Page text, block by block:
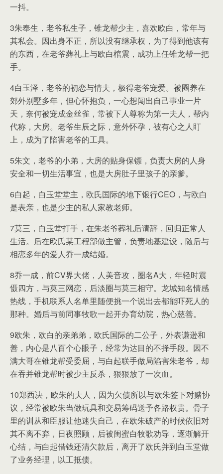
一抖。
3朱奉生，老爷私生子，锥龙帮少主，喜欢欧白，常年与
其私会。因出身不正，所以没有继承权，为了得到他该有
的东西，在老爷葬礼上与欧白棺震，成功上任锥龙帮一把
手。
4白玉泽，老爷的初恋与情夫，极得老爷宠爱。被圈养在
郊外别墅多年，但心怀抱负，一心想闯出自己事业一片
天，奈何被宠成金丝雀，常被下人尊称为第一夫人，帮内
代称，大房。老爷生辰之际，意外怀孕，被有心之人盯
上，成为了陷害老爷的工具。
5朱文，老爷的小弟，大房的贴身保镖，负责大房的人身
安全和一切生活事宜，也是大房肚子里孩子的亲爹。
6白起，白玉堂堂主，欧氏国际的地下银行CEO，与欧白
是表亲，也是少主的私人家教老师。
7莫三，白玉堂打手，在朱老爷葬礼后请辞，回归正常人
生活。后在欧氏某工程部做主管，负责地基建设，随后与
相恋多年的爱人乔一成结婚。
8乔一成，前CV界大佬，人美音攻，圈名A大，年轻时震
慑四方，与莫三网恋，后淡圈与莫三相守。龙城知名情感
热线，手机联系人名单里随便挑一个说出去都能吓死人的
那种。婚后与前同事牧歌一起开办育幼院，热心慈善。
9欧朱，欧白的亲弟弟，欧氏国际的二公子，外表谦逊和
善，内心是八百个心眼子，经常为达目的不择手段。因不
满大哥在锥龙帮受委屈，与白起联手做局陷害朱老爷，却
在吞并锥龙帮时被少主反杀，狠狠放了一次血。
10郑西决，欧朱的夫人，因为欠债所以与欧朱签下对赌协
议，经常被欧朱当做玩具和交易筹码送予各路权贵。骨子
里的训从和臣服让他迷失自己，在欧朱破产的时候依旧对
其不离不弃，日夜照顾，后被闺蜜白牧歌劝导，逐渐解开
心结，与白起借钱还清欠款后，离开了欧氏并到白玉堂做
了业务经理，以工抵债。